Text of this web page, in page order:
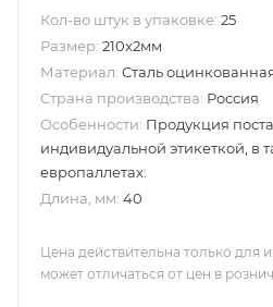
Кол-во штук в упаковке: 25
Размер: 210x2мм
Материал: Сталь
Страна производства: Россия
Особенности: Продукция
индивидуальной этикеткой, в
европаллетах.
Длина, мм: 40
Цена действительна только для
может отличаться от цен в